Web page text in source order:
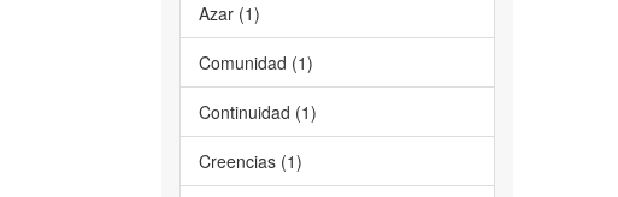
Azar (1)
Comunidad (1)
Continuidad (1)
Creencias (1)